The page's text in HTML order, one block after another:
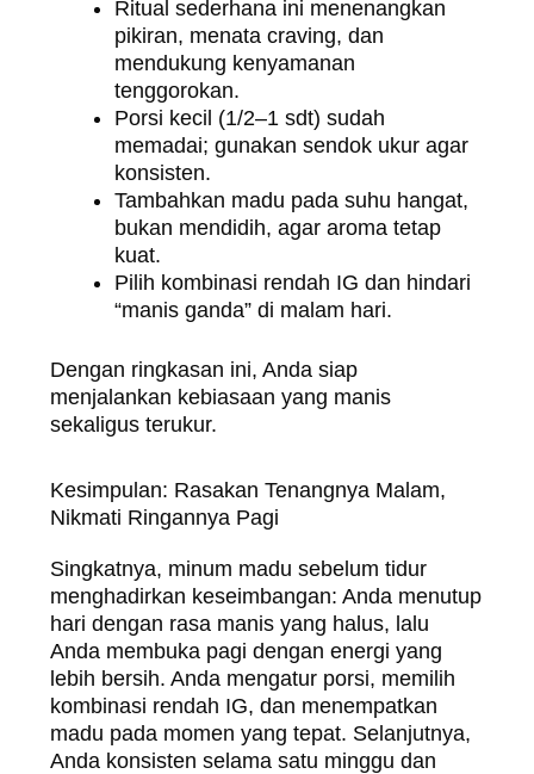
Ritual sederhana ini menenangkan
pikiran, menata craving, dan
mendukung kenyamanan
tenggorokan.
Porsi kecil (1/2–1 sdt) sudah
memadai; gunakan sendok ukur agar
konsisten.
Tambahkan madu pada suhu hangat,
bukan mendidih, agar aroma tetap
kuat.
Pilih kombinasi rendah IG dan hindari
“manis ganda” di malam hari.
Dengan ringkasan ini, Anda siap
menjalankan kebiasaan yang manis
sekaligus terukur.
Kesimpulan: Rasakan Tenangnya Malam,
Nikmati Ringannya Pagi
Singkatnya, minum madu sebelum tidur
menghadirkan keseimbangan: Anda menutup
hari dengan rasa manis yang halus, lalu
Anda membuka pagi dengan energi yang
lebih bersih. Anda mengatur porsi, memilih
kombinasi rendah IG, dan menempatkan
madu pada momen yang tepat. Selanjutnya,
Anda konsisten selama satu minggu dan